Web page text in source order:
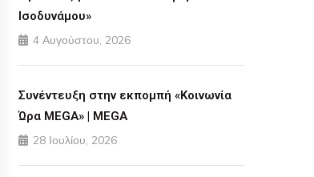
Ισοδυνάμου»
4 Αυγούστου, 2026
Συνέντευξη στην εκπομπή «Κοινωνία
Ώρα MEGA» | MEGA
28 Ιουλίου, 2026